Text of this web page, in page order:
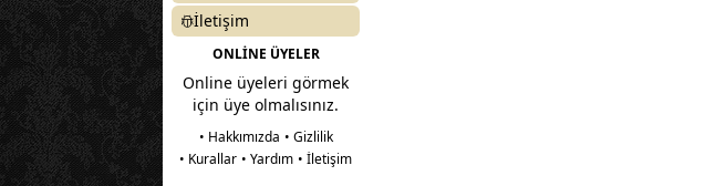
İletişim
ONLİNE ÜYELER
Online üyeleri görmek
için üye olmalısınız.
• Hakkımızda • Gizlilik
• Kurallar • Yardım • İletişim